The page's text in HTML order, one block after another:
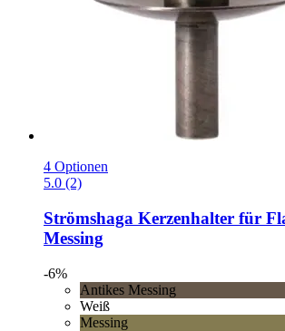
4 Optionen
5.0 (2)
Strömshaga Kerzenhalter für
Messing
-6%
Antikes Messing
Weiß
Messing